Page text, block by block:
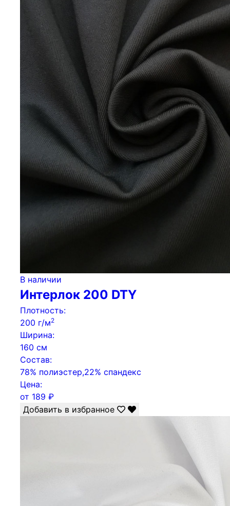
В наличии
Интерлок 200 DTY
Плотность:
200 г/м2
Ширина:
160 см
Состав:
78% полиэстер,22% спандекс
Цена:
от 189 ₽
Добавить в избранное